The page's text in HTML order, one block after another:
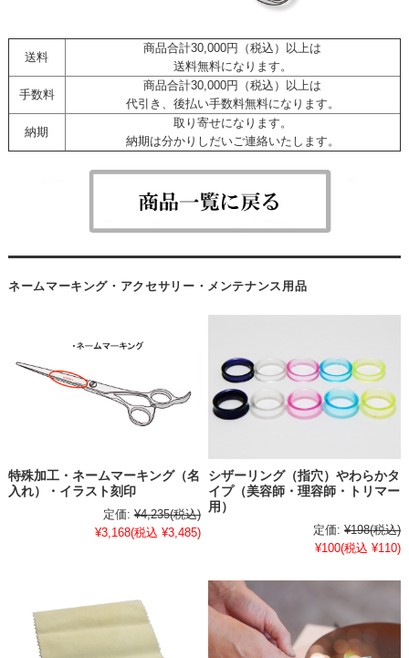
送料
商品合計30,000円（税込）以上は
送料無料になります。
手数料
商品合計30,000円（税込）以上は
代引き、後払い手数料無料になります。
納期
取り寄せになります。
納期は分かりしだいご連絡いたします。
ネームマーキング・アクセサリー・メンテナンス用品
特殊加工・ネームマーキング（名
入れ）・イラスト刻印
定価: ¥4,235(税込)
¥3,168(税込 ¥3,485)
シザーリング（指穴）やわらかタ
イプ（美容師・理容師・トリマー
用）
定価: ¥198(税込)
¥100(税込 ¥110)